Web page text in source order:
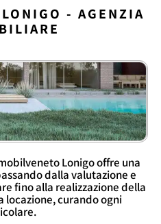
- AGENZIA
Lonigo offre una
dalla valutazione e
fino alla realizzazione della
curando ogni